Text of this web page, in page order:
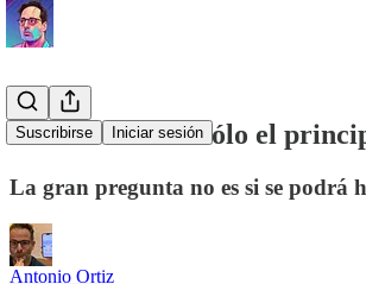
Suscribirse Iniciar sesión
Darth Vader es sólo el
La gran pregunta no es si se podrá
Antonio Ortiz